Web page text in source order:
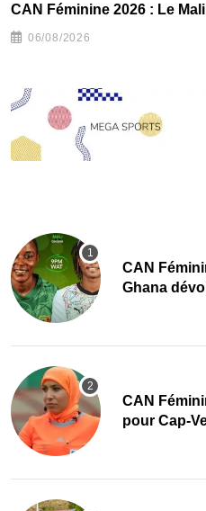
‎CAN Féminine 2026 : Le
06/08/2026
‎CAN
Ghana
‎CAN
pour Cap-